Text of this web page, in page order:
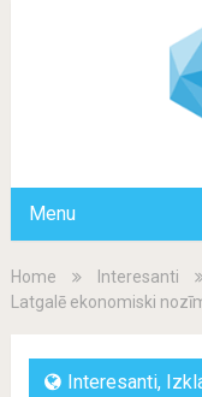
Menu
Home
Interesanti
Latgalē ekonomiski
Interesanti,